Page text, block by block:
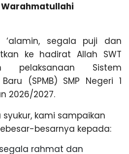
‘alamin, segala puji dan
ke hadirat Allah SWT
pelaksanaan Sistem
(SPMB) SMP Negeri 1
2026/2027.
kami sampaikan
besarnya kepada:
rahmat dan